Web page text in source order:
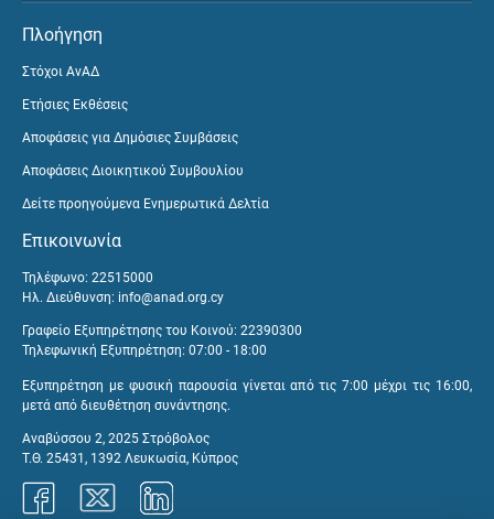
Πλοήγηση
Στόχοι ΑνΑΔ
Ετήσιες Εκθέσεις
Αποφάσεις για Δημόσιες Συμβάσεις
Αποφάσεις Διοικητικού Συμβουλίου
Δείτε προηγούμενα Ενημερωτικά Δελτία
Επικοινωνία
Τηλέφωνο: 22515000
Ηλ. Διεύθυνση: info@anad.org.cy
Γραφείο Εξυπηρέτησης του Κοινού: 22390300
Τηλεφωνική Εξυπηρέτηση: 07:00 - 18:00
Εξυπηρέτηση με φυσική παρουσία γίνεται από τις 7:00 μέχρι τις 16:00,
μετά από διευθέτηση συνάντησης.
Αναβύσσου 2, 2025 Στρόβολος
Τ.Θ. 25431, 1392 Λευκωσία, Κύπρος